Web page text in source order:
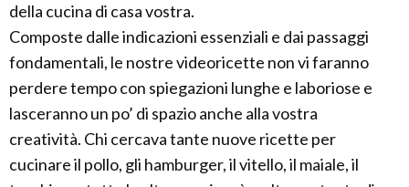
della cucina di casa vostra.
Composte dalle indicazioni essenziali e dai passaggi
fondamentali, le nostre videoricette non vi faranno
perdere tempo con spiegazioni lunghe e laboriose e
lasceranno un po’ di spazio anche alla vostra
creatività. Chi cercava tante nuove ricette per
cucinare il pollo, gli hamburger, il vitello, il maiale, il